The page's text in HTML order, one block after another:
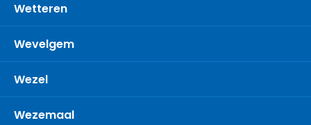
Wetteren
Wevelgem
Wezel
Wezemaal